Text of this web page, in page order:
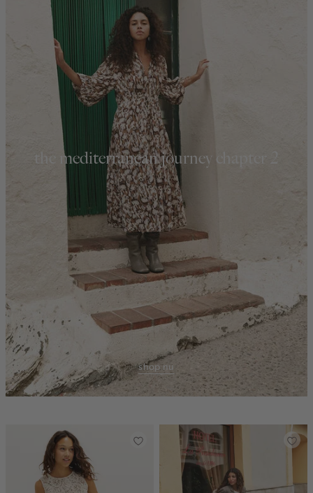
the mediterranean journey chapter 2
shop nu